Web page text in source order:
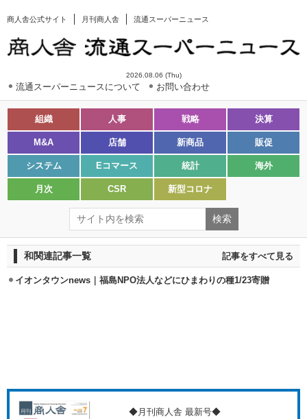
商人舎公式サイト 月刊商人舎 流通スーパーニュース
2026.08.06 (Thu)
流通スーパーニュースについて お問い合わせ
組織 人事 戦略 決算
M&A 店舗 新商品 販促
システム Eコマース 統計 海外
月次 CSR 新型コロナ
和関連記事一覧 記事をすべて見る
イオンタウンnews｜福島NPO法人などにひまわりの種1/23寄贈
◆月刊商人舎 最新号◆